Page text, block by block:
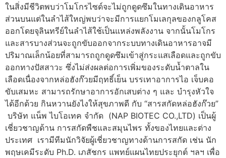
ในสิ่งมีชีวิตพบว่าโมโกรไซด์จะไม่ถูกดูดซึมในทางเดินอาหาร
ส่วนบนแต่ในลำไส้ใหญ่พบว่าจะมีการแยกโมเลกุลของกลูโคส
ออกโดยจุลินทรีย์ในลำไส้ใช้เป็นแหล่งพลังงาน จากนั้นโมโกร
และสารบางส่วนจะถูกขับออกจากระบบทางเดินอาหารอาจมี
ปริมาณเล็กน้อยที่สามารถถูกดูดซึมเข้าสู่กระแสเลือดและถูกขับ
ออกทางปัสสาวะ ซึ่งไม่ส่งผลต่อการเพิ่มของระดับน้ำตาลใน
เลือดเนื่องจากหล่อฮังก๊วยมีฤทธิ์เย็น บรรเทาอาการไอ เจ็บคอ
ขับเสมหะ สามารถรักษาอาการอักเสบต่าง ๆ และ บำรุงหัวใจ
ได้อีกด้วย กินหวานยังไงให้สุขภาพดี กับ “สารสกัดหล่อฮังก๊วย”
️บริษัท แน็พ ไบโอเทค จำกัด (NAP BIOTEC CO.,LTD) เป็นผู้
เชี่ยวชาญด้าน การสกัดพืชและสมุนไพร ทั้งของไทยและต่าง
ประเทศ เรามีทีมนักวิจัยผู้เชี่ยวชาญทางด้านการสกัด เช่น นัก
พฤษเคมีระดับ Ph.D. เภสัชกร แพทย์แผนไทยประยุกต์ ฯลฯ เพื่อ